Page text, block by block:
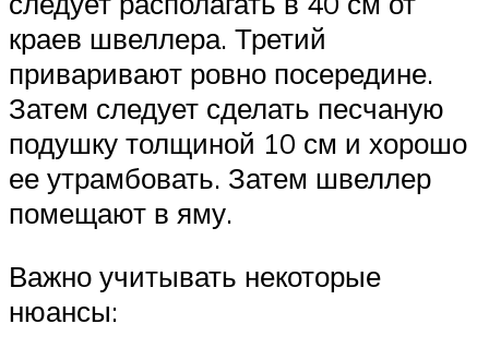
краев швеллера. Третий
приваривают ровно посередине.
Затем следует сделать песчаную
подушку толщиной 10 см и хорошо
ее утрамбовать. Затем швеллер
помещают в яму.
Важно учитывать некоторые
нюансы: